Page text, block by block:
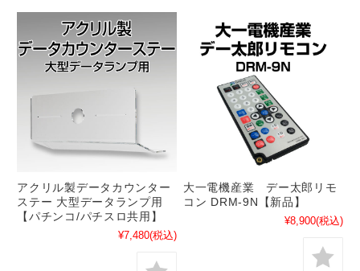
アクリル製データカウンター
ステー 大型データランプ用
【パチンコ/パチスロ共用】
¥7,480(税込)
大一電機産業 デー太郎リモ
コン DRM-9N【新品】
¥8,900(税込)